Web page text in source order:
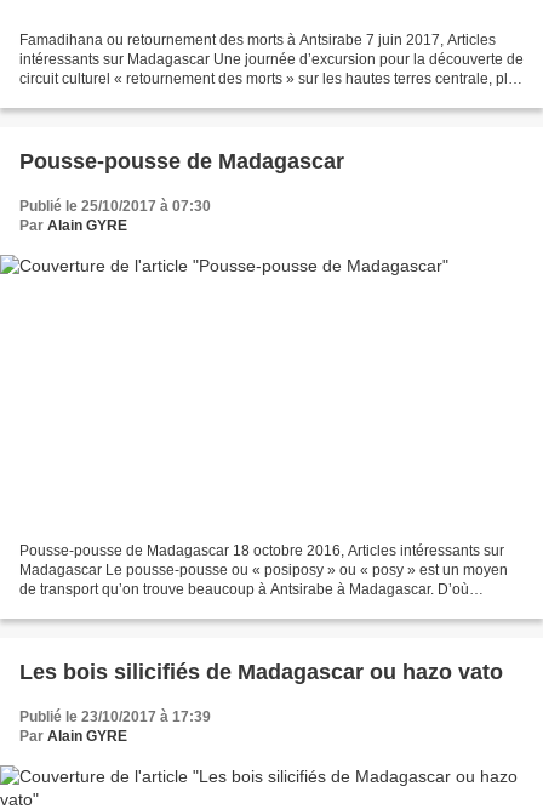
Famadihana ou retournement des morts à Antsirabe 7 juin 2017, Articles
intéressants sur Madagascar Une journée d’excursion pour la découverte de
circuit culturel « retournement des morts » sur les hautes terres centrale, plus
Pousse-pousse de Madagascar
Publié le 25/10/2017 à 07:30
Par Alain GYRE
Pousse-pousse de Madagascar 18 octobre 2016, Articles intéressants sur
Madagascar Le pousse-pousse ou « posiposy » ou « posy » est un moyen
de transport qu’on trouve beaucoup à Antsirabe à Madagascar. D’où
Les bois silicifiés de Madagascar ou hazo vato
Publié le 23/10/2017 à 17:39
Par Alain GYRE